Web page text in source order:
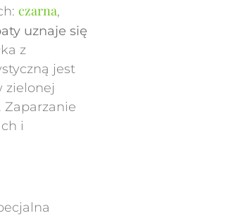
czarna,
uznaje się
z
jest
zielonej
Zaparzanie
i